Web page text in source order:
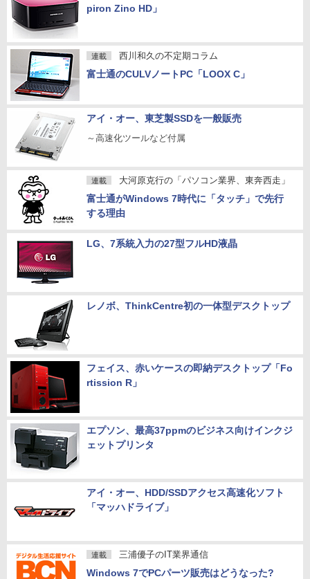
piron Zino HD」
連載 西川和久の不定期コラム
富士通のCULVノートPC「LOOX C」
アイ・オー、東芝製SSDを一般販売
～高速化ツールなど付属
連載 大河原克行の「パソコン業界、東奔西走」
富士通がWindows 7時代に「タッチ」で先行
する理由
LG、7系統入力の27型フルHD液晶
レノボ、ThinkCentre初の一体型デスクトップ
フェイス、赤いケースの即納デスクトップ「Fo
rtission R」
エプソン、最高37ppmのビジネス向けインクジ
ェットプリンタ
アイ・オー、HDD/SSDアクセス高速化ソフト
「マッハドライブ」
連載 三浦優子のIT業界通信
Windows 7でPCパーツ販売はどうなった?